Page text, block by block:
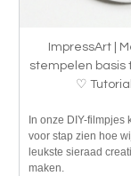
ImpressArt |
stempelen basis
♡ Tutorial
In onze DIY-filmpjes
voor stap zien hoe
leukste sieraad
maken.